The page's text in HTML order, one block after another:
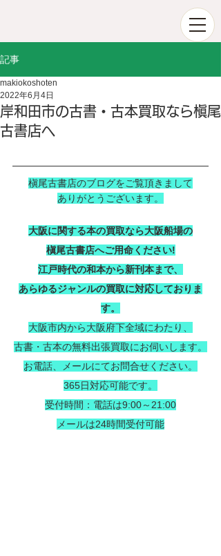
記事
岸和田市の古書・古本買取なら槇尾
古書店へ
makiokoshoten
2022年6月4日
槇尾古書店のブログをご覧頂きまして
ありがとうございます。
大阪に関する本の買取なら大阪船場の
槇尾古書店へご用命ください!
江戸時代の和本から新刊本まで、
あらゆるジャンルの買取に対応しておりま
す。
大阪市内から大阪府下全域にわたり、
古書・古本の無料出張買取にお伺いします。
お電話、メールにてお問合せください。
365日対応可能です。
受付時間：電話は9:00～21:00
メールは24時間受付可能